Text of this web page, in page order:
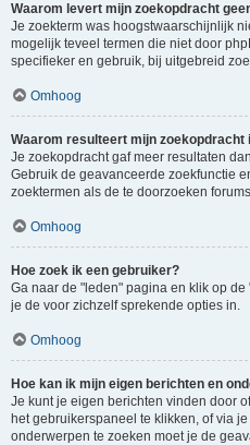
Waarom levert mijn zoekopdracht
Je zoekterm was hoogstwaarschijnlijk
mogelijk teveel termen die niet door
specifieker en gebruik, bij uitgebreid
Omhoog
Waarom resulteert mijn zoekopdracht
Je zoekopdracht gaf meer resultaten
Gebruik de geavanceerde zoekfunctie
zoektermen als de te doorzoeken
Omhoog
Hoe zoek ik een gebruiker?
Ga naar de "leden" pagina en klik op
je de voor zichzelf sprekende opties in.
Omhoog
Hoe kan ik mijn eigen berichten en
Je kunt je eigen berichten vinden door
het gebruikerspaneel te klikken, of via
onderwerpen te zoeken moet je de